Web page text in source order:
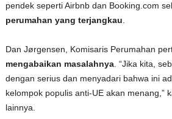
pendek seperti Airbnb dan Booking.com
perumahan yang terjangkau
Dan Jørgensen, Komisaris Perumahan
mengabaikan masalahnya. “Jika kita,
dengan serius dan menyadari bahwa ini
kelompok populis anti-UE akan menang,”
lainnya.